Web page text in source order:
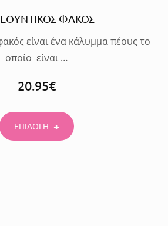
ΦΑΚΟΣ
είναι ένα κάλυμμα πέους το
οποίο είναι …
20.95€
ΕΠΙΛΟΓΗ